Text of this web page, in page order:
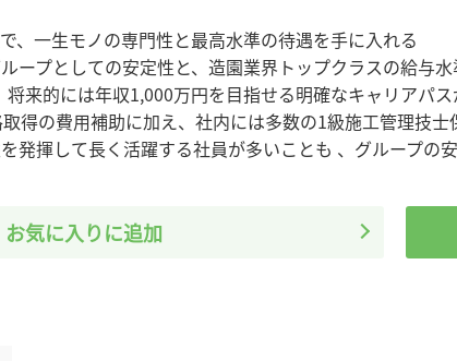
、一生モノの専門性と最高水準の待遇を手に入れる
ープとしての安定性と、造園業界トップクラスの給与水
来的には年収1,000万円を目指せる明確なキャリアパ
得の費用補助に加え、社内には多数の1級施工管理技
発揮して長く活躍する社員が多いことも 、グループの
お気に入りに追加